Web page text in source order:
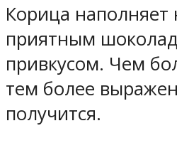
Корица наполняет
приятным
привкусом. Чем
тем более
получится.